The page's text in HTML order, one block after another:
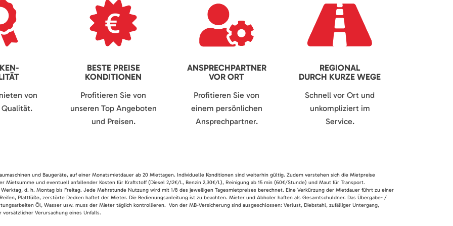
von
BESTE PREISE
KONDITIONEN
Profitieren Sie von
unseren Top Angeboten
und Preisen.
ANSPRECHPARTNER
VOR ORT
Profitieren Sie von
einem persönlichen
Ansprechpartner.
REGIONAL
DURCH KURZE WEGE
Schnell vor Ort und
unkompliziert im
Service.
und Baugeräte, auf einer Monatsmietdauer ab 20 Miettagen. Individuelle Konditionen sind weiterhin gültig. Zudem verstehen sich die Mietpreise
Mietsumme und eventuell anfallender Kosten für Kraftstoff (Diesel 2,12€/L, Benzin 2,30€/L), Reinigung ab 15 min (60€/Stunde) und Maut für Transport.
d. h. Montag bis Freitag. Jede Mehrstunde Nutzung wird mit 1/8 des jeweiligen Tagesmietpreises berechnet. Eine Verkürzung der Mietdauer führt zu einer
Plattfüße, zerstörte Decken haftet der Mieter. Die Bedienungsanleitung ist zu beachten. Mieter und Abholer haften als Gesamtschuldner. Das Übergabe- /
Öl, Wasser usw. muss der Mieter täglich kontrollieren. Von der MB-Versicherung sind ausgeschlossen: Verlust, Diebstahl, zufälliger Untergang,
Verursachung eines Unfalls.